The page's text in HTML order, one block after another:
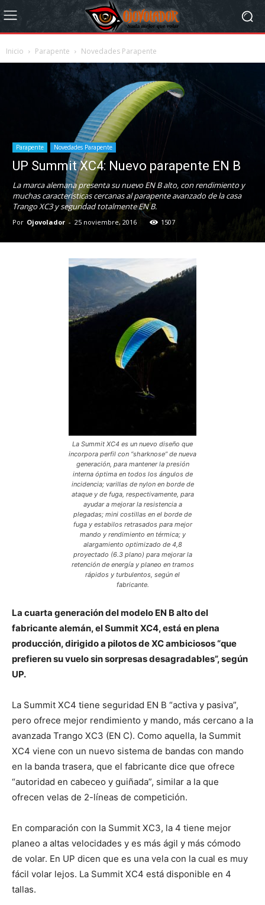
Inicio Parapente Novedades Parapente
Parapente Novedades Parapente
UP Summit XC4: Nuevo parapente EN B
La marca alemana presenta su nuevo EN B alto, con rendimiento y
muchas características cercanas al parapente avanzado de la casa
Trango XC3 y seguridad totalmente EN B.
Por Ojovolador - 25 noviembre, 2016 1507
La Summit XC4 es un nuevo diseño que
incorpora perfil con “sharknose” de nueva
generación, para mantener la presión
interna óptima en todos los ángulos de
incidencia; varillas de nylon en borde de
ataque y de fuga, respectivamente, para
ayudar a mejorar la resistencia a
plegadas; mini costillas en el borde de
fuga y estabilos retrasados para mejor
mando y rendimiento en térmica; y
alargamiento optimizado de 4,8
proyectado (6.3 plano) para mejorar la
retención de energía y planeo en tramos
rápidos y turbulentos, según el
fabricante.
La cuarta generación del modelo EN B alto del
fabricante alemán, el Summit XC4, está en plena
producción, dirigido a pilotos de XC ambiciosos “que
prefieren su vuelo sin sorpresas desagradables”, según
UP.
La Summit XC4 tiene seguridad EN B “activa y pasiva”,
pero ofrece mejor rendimiento y mando, más cercano a la
avanzada Trango XC3 (EN C). Como aquella, la Summit
XC4 viene con un nuevo sistema de bandas con mando
en la banda trasera, que el fabricante dice que ofrece
“autoridad en cabeceo y guiñada”, similar a la que
ofrecen velas de 2-líneas de competición.
En comparación con la Summit XC3, la 4 tiene mejor
planeo a altas velocidades y es más ágil y más cómodo
de volar. En UP dicen que es una vela con la cual es muy
fácil volar lejos. La Summit XC4 está disponible en 4
tallas.